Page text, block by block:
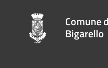
Comune
Bigarello